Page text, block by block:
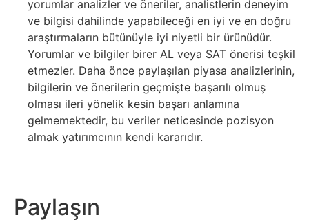
yorumlar analizler ve öneriler, analistlerin deneyim
ve bilgisi dahilinde yapabileceği en iyi ve en doğru
araştırmaların bütünüyle iyi niyetli bir ürünüdür.
Yorumlar ve bilgiler birer AL veya SAT önerisi teşkil
etmezler. Daha önce paylaşılan piyasa analizlerinin,
bilgilerin ve önerilerin geçmişte başarılı olmuş
olması ileri yönelik kesin başarı anlamına
gelmemektedir, bu veriler neticesinde pozisyon
almak yatırımcının kendi kararıdır.
Paylaşın